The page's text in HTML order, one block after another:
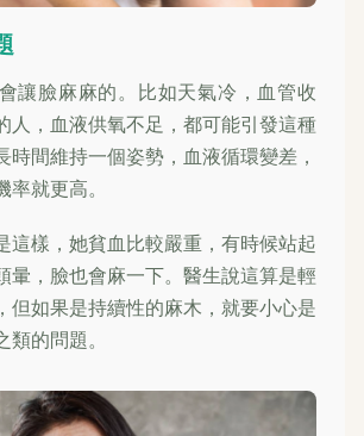
讓臉麻麻的。比如天氣冷，血管收
人，血液供氧不足，都可能引發這種
時間維持一個姿勢，血液循環變差，
就更高。
這樣，她貧血比較嚴重，有時候站起
暈，臉也會麻一下。醫生說這算是輕
但如果是持續性的麻木，就要小心是
的問題。